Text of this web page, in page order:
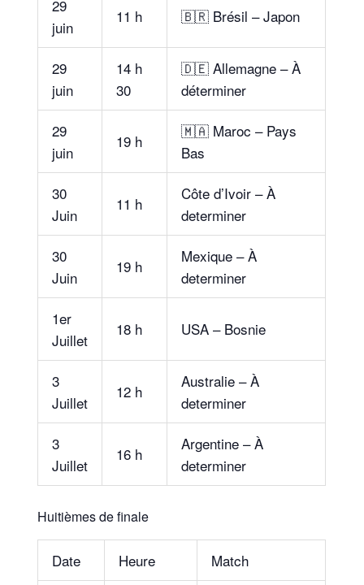
29
juin
11 h 🇧🇷 Brésil – Japon
29
juin
14 h
30
🇩🇪 Allemagne – À
déterminer
29
juin
19 h
🇲🇦 Maroc – Pays
Bas
30
Juin
11 h
Côte d’Ivoir – À
determiner
30
Juin
19 h
Mexique – À
determiner
1er
Juillet
18 h USA – Bosnie
3
Juillet
12 h
Australie – À
determiner
3
Juillet
16 h
Argentine – À
determiner
Huitièmes de finale
Date Heure
Match